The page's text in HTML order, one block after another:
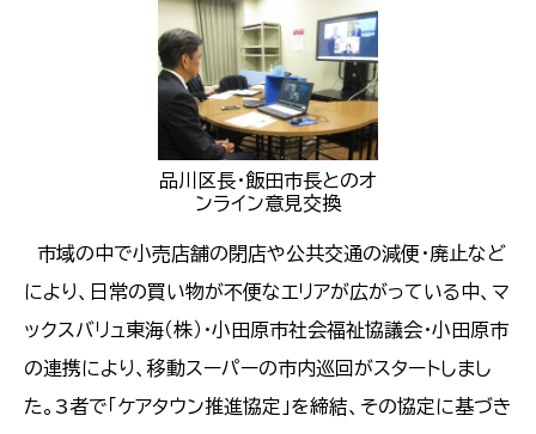
品川区長・飯田市長とのオ
ンライン意見交換
市域の中で小売店舗の閉店や公共交通の減便・廃止など
により、日常の買い物が不便なエリアが広がっている中、マ
ックスバリュ東海（株）・小田原市社会福祉協議会・小田原市
の連携により、移動スーパーの市内巡回がスタートしまし
た。3者で「ケアタウン推進協定」を締結、その協定に基づき